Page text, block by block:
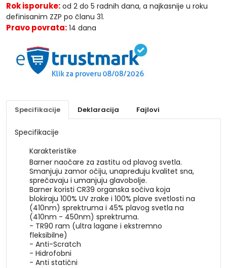
Rok isporuke: od 2 do 5 radnih dana, a najkasnije u roku
definisanim ZZP po članu 31.
Pravo povrata: 14 dana
Specifikacije Deklaracija Fajlovi
Specifikacije
Karakteristike
Barner naočare za zastitu od plavog svetla.
Smanjuju zamor očiju, unapređuju kvalitet sna,
sprečavaju i umanjuju glavobolje.
Barner koristi CR39 organska sočiva koja
blokiraju 100% UV zrake i 100% plave svetlosti na
(410nm) sprektruma i 45% plavog svetla na
(410nm - 450nm) sprektruma.
- TR90 ram (ultra lagane i ekstremno
fleksibilne)
- Anti-Scratch
- Hidrofobni
- Anti statični